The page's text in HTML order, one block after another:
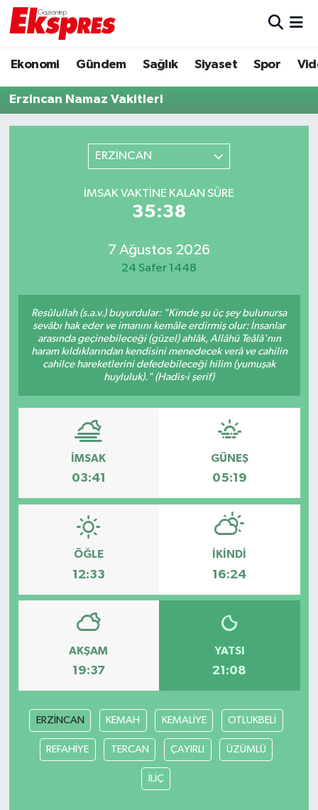
Ekonomi Gündem Sağlık Siyaset Spor
Erzincan Namaz Vakitleri
ERZİNCAN
İMSAK VAKTINE KALAN SÜRE
35:38
7 Ağustos 2026
24 Safer 1448
Resûlullah (s.a.v.) buyurdular: "Kimde şu üç şey bulunursa
sevâbı hak eder ve imanını kemâle erdirmiş olur: İnsanlar
arasında geçinebileceği (güzel) ahlâk, Allâhü Teâlâ'nın
haram kıldıklarından kendisini menedecek verâ ve cahilin
cahilce hareketlerini defedebileceği hilim (yumuşak
huyluluk)." (Hadis-i şerif)
İMSAK
03:41
GÜNEŞ
05:19
ÖĞLE
12:33
İKINDI
16:24
AKŞAM
19:37
YATSI
21:08
ERZİNCAN KEMAH KEMALİYE OTLUKBELİ
REFAHİYE TERCAN ÇAYIRLI ÜZÜMLÜ
İLİÇ
Ekonomi
Gaziantep son dakika
Gündem
Magazin
Müzik
Sağlık
Siyaset
Teknoloji
Türkiye
Video Haber
Yeme-İçme
Trafik Durumu
Puan Durumu ve Fikstür
Tüm Manşetler
Son Dakika Haberleri